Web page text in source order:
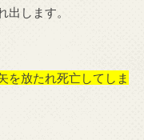
します。
を放たれ死亡してしま